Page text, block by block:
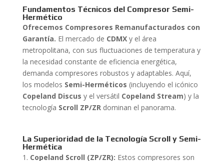
Fundamentos Técnicos del Compresor Semi-
Hermético
Ofrecemos Compresores Remanufacturados con
Garantía. El mercado de CDMXy el área
metropolitana, con sus fluctuaciones de temperatura y
la necesidad constante de eficiencia energética,
demanda compresores robustos y adaptables. Aquí,
los modelos Semi-Herméticos (incluyendo el icónico
Copeland Discus y el versátil Copeland Stream) y la
tecnología Scroll ZP/ZRdominan el panorama.
La Superioridad de la Tecnología Scroll y Semi-
Hermética
Copeland Scroll (ZP/ZR): Estos compresores son